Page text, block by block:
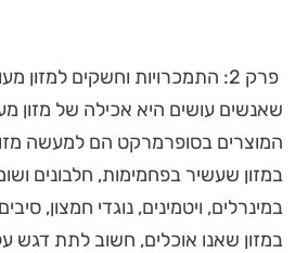
פרק 2: התמכרויות וחשקים
שאנשים עושים היא אכילה של מזון
המוצרים בסופרמרקט הם למעשה
במזון שעשיר בפחמימות, חלבונים
במינרלים, ויטמינים, נוגדי חמצון,
במזון שאנו אוכלים, חשוב לתת דגש